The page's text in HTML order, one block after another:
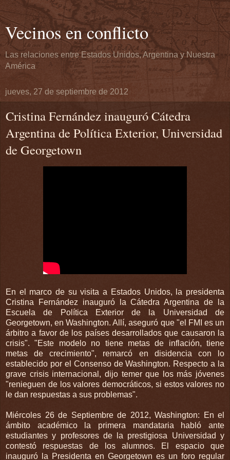
Vecinos en conflicto
Las relaciones entre Estados Unidos, Argentina y Nuestra
América
jueves, 27 de septiembre de 2012
Cristina Fernández inauguró Cátedra
Argentina de Política Exterior, Universidad
de Georgetown
En el marco de su visita a Estados Unidos, la presidenta
Cristina Fernández inauguró la Cátedra Argentina de la
Escuela de Política Exterior de la Universidad de
Georgetown, en Washington. Allí, aseguró que "el FMI es un
árbitro a favor de los países desarrollados que causaron la
crisis". "Este modelo no tiene metas de inflación, tiene
metas de crecimiento", remarcó en disidencia con lo
establecido por el Consenso de Washington. Respecto a la
grave crisis internacional, dijo temer que los más jóvenes
"renieguen de los valores democráticos, si estos valores no
le dan respuestas a sus problemas".
Miércoles 26 de Septiembre de 2012, Washington: En el
ámbito académico la primera mandataria habló ante
estudiantes y profesores de la prestigiosa Universidad y
contestó respuestas de los alumnos. El espacio que
inauguró la Presidenta en Georgetown es un foro regular